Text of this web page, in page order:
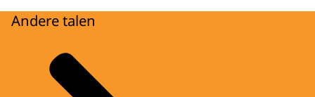
Andere talen